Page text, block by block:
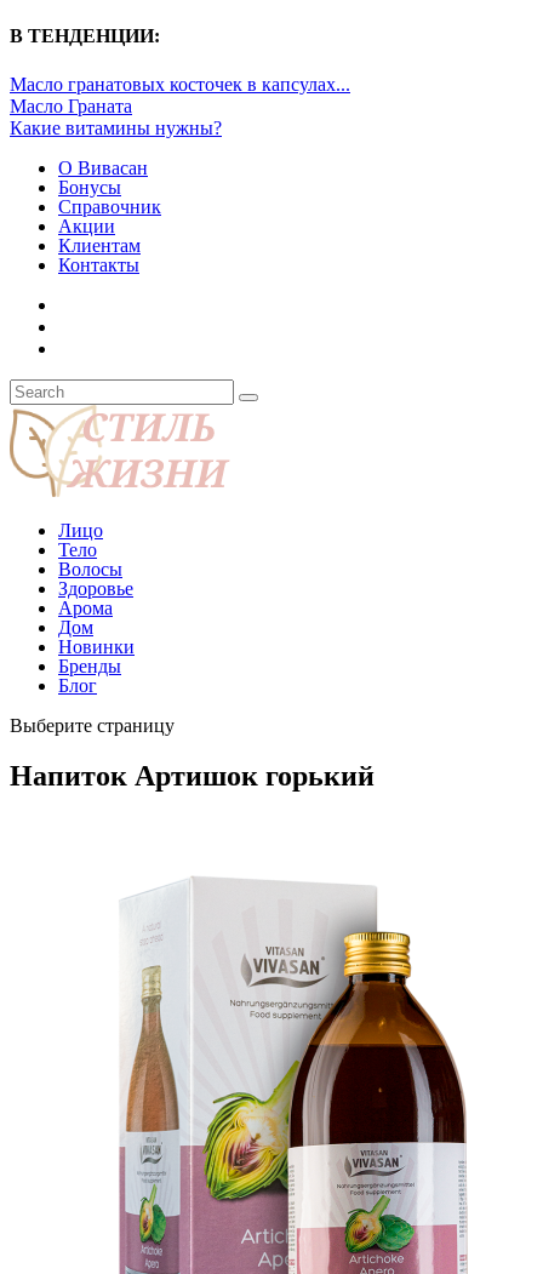
В ТЕНДЕНЦИИ:
Масло гранатовых косточек в капсулах...
Масло Граната
Какие витамины нужны?
О Вивасан
Бонусы
Справочник
Акции
Клиентам
Контакты
Лицо
Тело
Волосы
Здоровье
Арома
Дом
Новинки
Бренды
Блог
Выберите страницу
Напиток Артишок горький